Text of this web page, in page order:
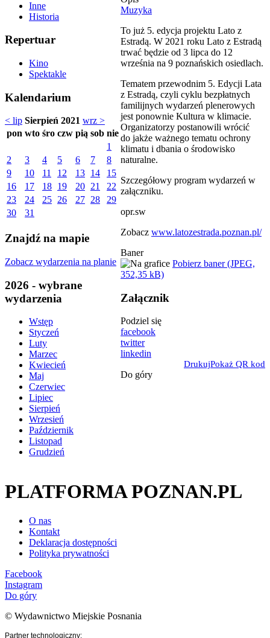
Inne
Historia
Repertuar
Kino
Spektakle
Kalendarium
< lip Sierpień 2021 wrz >
pon wto śro czw pią sob nie
1
2
3 4 5 6 7
8
9
10 11 12 13 14
15
16
17 18 19 20 21
22
23
24 25 26 27 28
29
30
31
Znajdź na mapie
Zobacz wydarzenia na planie
2026 - wybrane
wydarzenia
Wstęp
Styczeń
Luty
Marzec
Kwiecień
Maj
Czerwiec
Lipiec
Sierpień
Wrzesień
Październik
Listopad
Grudzień
Muzyka
To już 5. edycja projektu Lato z
Estradą. W 2021 roku Lato z Estradą
trwać będzie od 3 lipca do 12
września na 9 poznańskich osiedlach.
Tematem przewodnim 5. Edycji Lata
z Estradą, czyli cyklu bezpłatnych
familijnych wydarzeń plenerowych
jest ponownie Kultura w klimacie.
Organizatorzy postanowili wrócić
do jakże ważnego tematu ochrony
klimatu i dbania o środowisko
naturalne.
Szczegółowy program wydarzeń w
załączniku.
opr.sw
Zobacz www.latozestrada.poznan.pl/
Baner
Pobierz baner (JPEG,
352,35 kB)
Załącznik
Podziel się
facebook
twitter
linkedin
DrukujPokaż QR kod
Do góry
PLATFORMA POZNAN.PL
O nas
Kontakt
Deklaracja dostępności
Polityka prywatności
Facebook
Instagram
Do góry
© Wydawnictwo Miejskie Posnania
Partner technologiczny: